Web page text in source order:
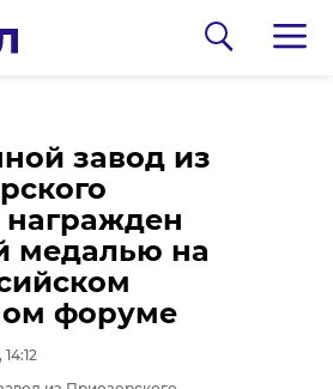
завод из
медалью на
форуме
0:00 / 0:00
0:00 / 0:00